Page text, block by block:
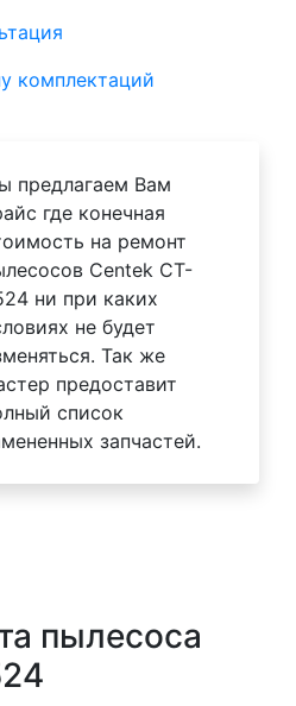
комплектаций
предлагаем Вам
где конечная
на ремонт
Centek CT-
ни при каких
не будет
Так же
предоставит
список
запчастей.
пылесоса